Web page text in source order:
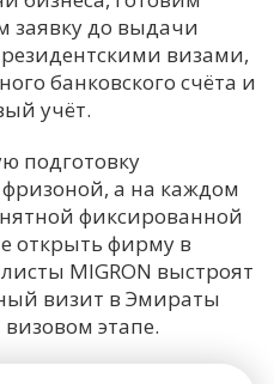
заявку до выдачи
визами,
банковского счёта и
учёт.
подготовку
а на каждом
фиксированной
открыть фирму в
MIGRON выстроят
визит в Эмираты
этапе.